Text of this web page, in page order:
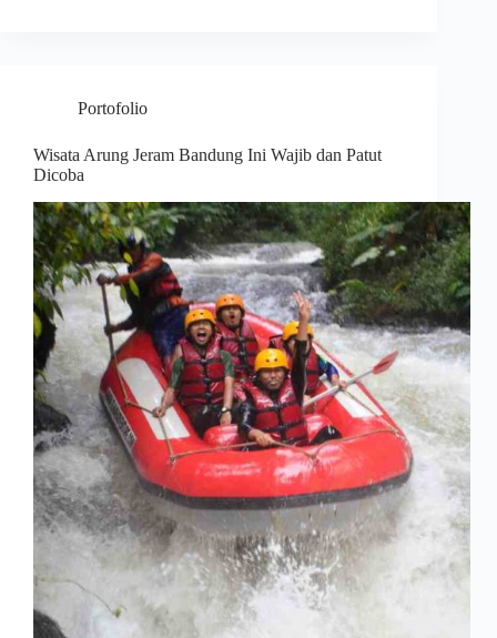
Portofolio
Wisata Arung Jeram Bandung Ini Wajib dan Patut
Dicoba